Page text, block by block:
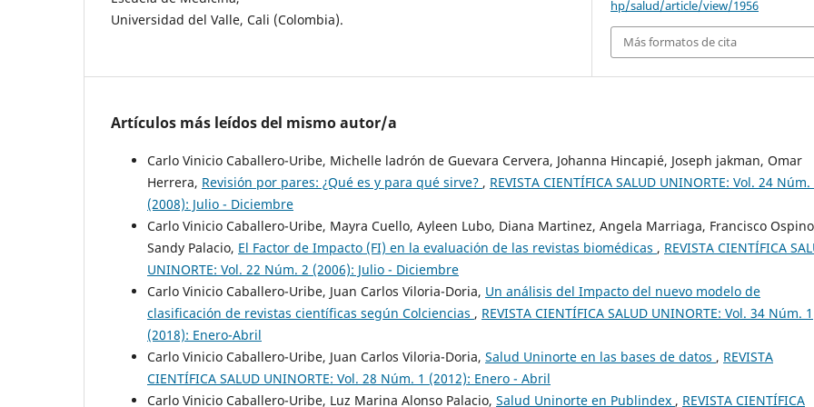
Universidad del Valle, Cali (Colombia).
hp/salud/article/view/1956
Más formatos de cita
Artículos más leídos del mismo autor/a
Carlo Vinicio Caballero-Uribe, Michelle ladrón de Guevara Cervera, Johanna Hincapié, Joseph jakman, Omar
Herrera, Revisión por pares: ¿Qué es y para qué sirve? , REVISTA CIENTÍFICA SALUD UNINORTE: Vol. 24 Núm.
(2008): Julio - Diciembre
Carlo Vinicio Caballero-Uribe, Mayra Cuello, Ayleen Lubo, Diana Martinez, Angela Marriaga, Francisco
Sandy Palacio, El Factor de Impacto (FI) en la evaluación de las revistas biomédicas , REVISTA CIENTÍFICA
UNINORTE: Vol. 22 Núm. 2 (2006): Julio - Diciembre
Carlo Vinicio Caballero-Uribe, Juan Carlos Viloria-Doria, Un análisis del Impacto del nuevo modelo de
clasificación de revistas científicas según Colciencias , REVISTA CIENTÍFICA SALUD UNINORTE: Vol. 34 Núm. 1
(2018): Enero-Abril
Carlo Vinicio Caballero-Uribe, Juan Carlos Viloria-Doria, Salud Uninorte en las bases de datos , REVISTA
CIENTÍFICA SALUD UNINORTE: Vol. 28 Núm. 1 (2012): Enero - Abril
Carlo Vinicio Caballero-Uribe, Luz Marina Alonso Palacio, Salud Uninorte en Publindex , REVISTA CIENTÍFICA